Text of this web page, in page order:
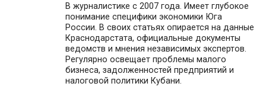
В журналистике с 2007 года. Имеет глубокое
понимание специфики экономики Юга
России. В своих статьях опирается на данные
Краснодарстата, официальные документы
ведомств и мнения независимых экспертов.
Регулярно освещает проблемы малого
бизнеса, задолженностей предприятий и
налоговой политики Кубани.